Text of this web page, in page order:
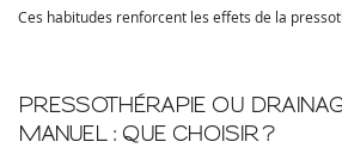
Ces habitudes renforcent les effets de la
PRESSOTHÉRAPIE OU
MANUEL : QUE CHOISIR ?